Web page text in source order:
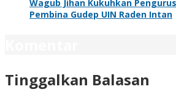
Wagub Jihan Kukuhkan
Pembina Gudep UIN Raden Intan
Tinggalkan Balasan